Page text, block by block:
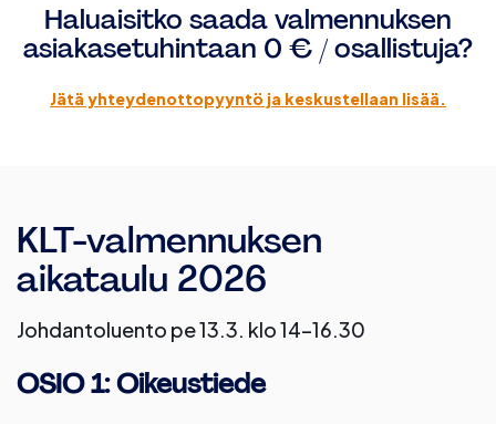
Haluaisitko saada valmennuksen
asiakasetuhintaan 0 € / osallistuja?
Jätä yhteydenottopyyntö ja keskustellaan lisää.
KLT-valmennuksen
aikataulu 2026
Johdantoluento pe 13.3. klo 14–16.30
OSIO 1: Oikeustiede